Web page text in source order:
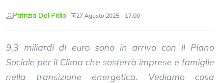
Patrizia Del Pidio 27 Agosto 2025 - 17:00
9,3 miliardi di euro sono in arrivo con il Piano
Sociale per il Clima che sosterrà imprese e famiglie
nella transizione energetica. Vediamo cosa